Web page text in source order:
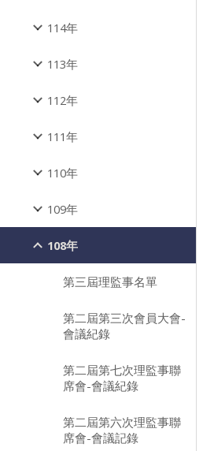
114年
113年
112年
111年
110年
109年
108年
第三屆理監事名單
第二屆第三次會員大會-
會議紀錄
第二屆第七次理監事聯
席會-會議紀錄
第二屆第六次理監事聯
席會-會議記錄